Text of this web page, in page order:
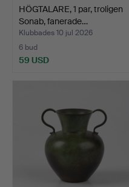
HÖGTALARE, 1 par, troligen
Sonab, fanerade…
Klubbades 10 jul 2026
6 bud
59 USD